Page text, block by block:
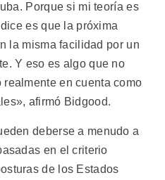
Porque si mi teoría es
es que la próxima
la misma facilidad por un
Y eso es algo que no
en cuenta como
afirmó Bidgood.
deberse a menudo a
en el criterio
de los Estados